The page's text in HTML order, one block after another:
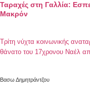
Ταραχές στη Γαλλία:
Μακρόν
Τρίτη νύχτα κοινωνικής
θάνατο του 17χρονου Ναέλ
Βασω Δημητράντζου